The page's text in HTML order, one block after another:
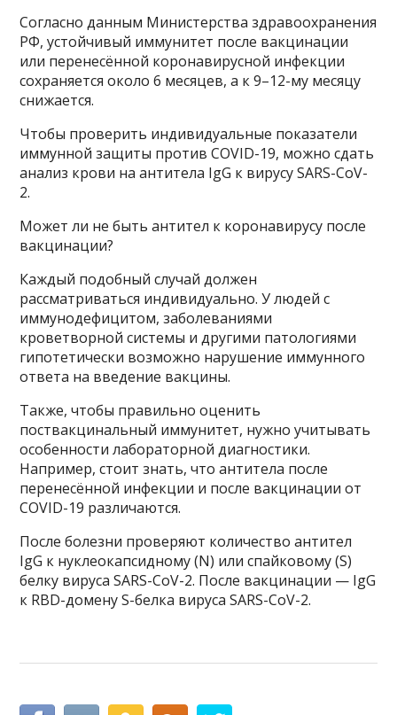
Согласно данным Министерства здравоохранения
РФ, устойчивый иммунитет после вакцинации
или перенесённой коронавирусной инфекции
сохраняется около 6 месяцев, а к 9–12-му месяцу
снижается.
Чтобы проверить индивидуальные показатели
иммунной защиты против COVID-19, можно сдать
анализ крови на антитела IgG к вирусу SARS-CoV-
2.
Может ли не быть антител к коронавирусу после
вакцинации?
Каждый подобный случай должен
рассматриваться индивидуально. У людей с
иммунодефицитом, заболеваниями
кроветворной системы и другими патологиями
гипотетически возможно нарушение иммунного
ответа на введение вакцины.
Также, чтобы правильно оценить
поствакцинальный иммунитет, нужно учитывать
особенности лабораторной диагностики.
Например, стоит знать, что антитела после
перенесённой инфекции и после вакцинации от
COVID-19 различаются.
После болезни проверяют количество антител
IgG к нуклеокапсидному (N) или спайковому (S)
белку вируса SARS-CoV-2. После вакцинации — IgG
к RBD-домену S-белка вируса SARS-СoV-2.